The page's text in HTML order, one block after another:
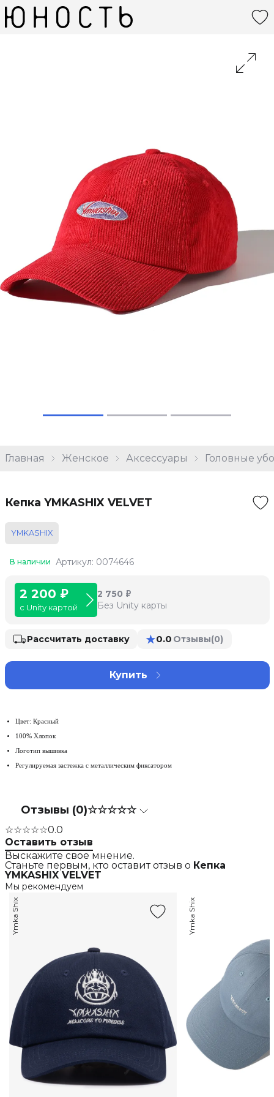
Главная Женское Аксессуары Головные
Кепка YMKASHIX VELVET
YMKASHIX
В наличии Артикул: 0074646
2 200 ₽
с Unity картой
2 750 ₽
Без Unity карты
Рассчитать доставку ★0.0 Отзывы(0)
Купить
Цвет: Красный
100% Хлопок
Логотип вышивка
Регулируемая застежка с металлическим фиксатором
Отзывы (0)☆☆☆☆☆
☆☆☆☆☆0.0
Оставить отзыв
Выскажите свое мнение.
Станьте первым, кто оставит отзыв о Кепка
YMKASHIX VELVET
Мы рекомендуем
Ymka Shix Ymka Shix